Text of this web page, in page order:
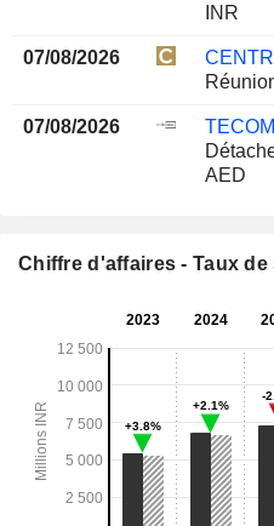
INR
07/08/2026
07/08/2026
AED
Chiffre d'affaires - Taux